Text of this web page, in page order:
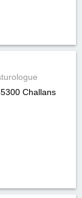
Challans